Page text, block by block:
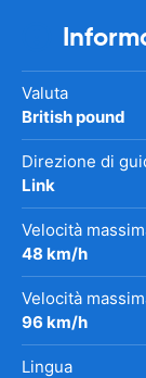
Valuta
British pound
Direzione di
Link
Velocità
48 km/h
Velocità
96 km/h
Lingua